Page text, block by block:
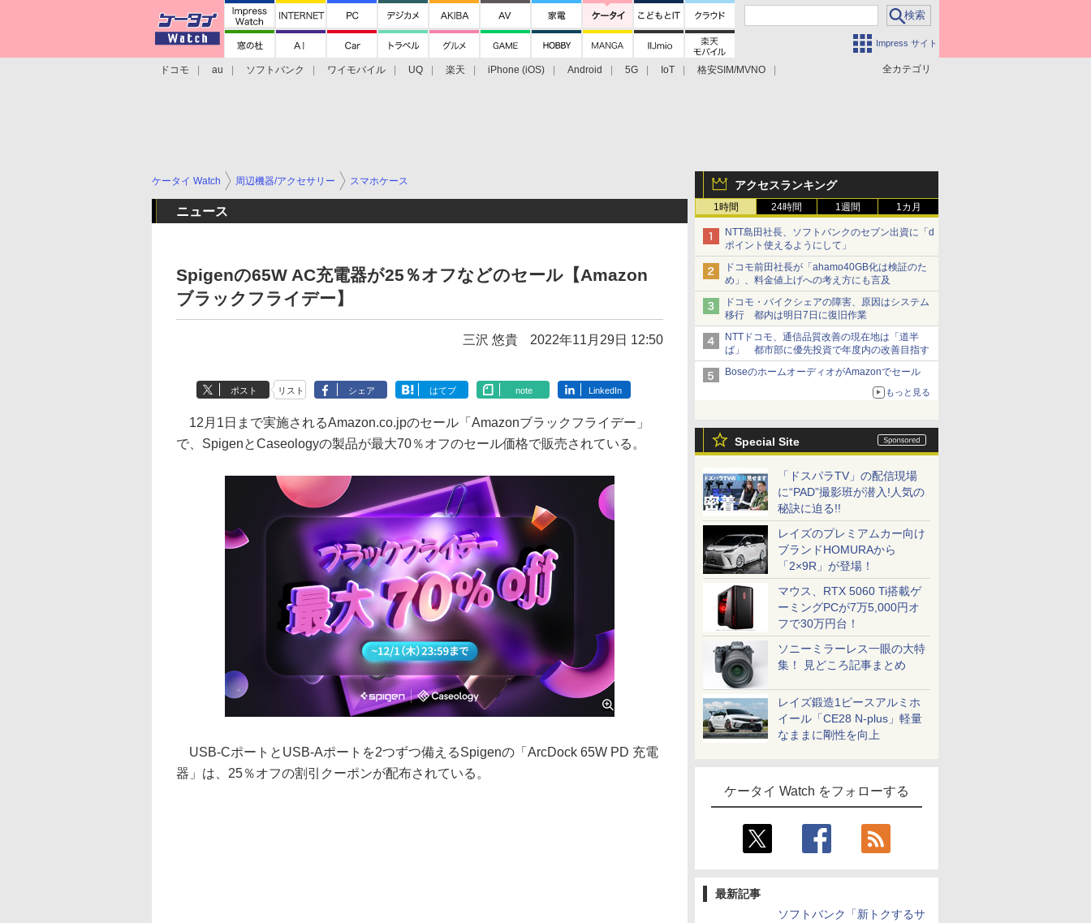
Impress サイト
全カテゴリ
ドコモ au ソフトバンク ワイモバイル UQ 楽天 iPhone (iOS) Android 5G IoT
格安SIM/MVNO
アクセスランキング
1時間 24時間 1週間 1カ月
NTT島田社長、ソフトバンクのセブン出資に「d
ポイント使えるようにして」
ドコモ前田社長が「ahamo40GB化は検証のた
め」、料金値上げへの考え方にも言及
ドコモ・バイクシェアの障害、原因はシステム
移行 都内は明日7日に復旧作業
NTTドコモ、通信品質改善の現在地は「道半
ば」 都市部に優先投資で年度内の改善目指す
BoseのホームオーディオがAmazonでセール
もっと見る
Special Site
「ドスパラTV」の配信現場
に“PAD”撮影班が潜入!人気の
秘訣に迫る!!
レイズのプレミアムカー向け
ブランドHOMURAから
「2×9R」が登場！
マウス、RTX 5060 Ti搭載ゲ
ーミングPCが7万5,000円オ
フで30万円台！
ソニーミラーレス一眼の大特
集！ 見どころ記事まとめ
レイズ鍛造1ピースアルミホ
イール「CE28 N-plus」軽量
なままに剛性を向上
ケータイ Watch をフォローする
最新記事
ソフトバンク「新トクするサ
ケータイ Watch 周辺機器/アクセサリー スマホケース
ニュース
Spigenの65W AC充電器が25％オフなどのセール【Amazon
ブラックフライデー】
三沢 悠貴 2022年11月29日 12:50
ポスト リスト シェア はてブ note LinkedIn
12月1日まで実施されるAmazon.co.jpのセール「Amazonブラックフライデー」
で、SpigenとCaseologyの製品が最大70％オフのセール価格で販売されている。
USB-CポートとUSB-Aポートを2つずつ備えるSpigenの「ArcDock 65W PD 充電
器」は、25％オフの割引クーポンが配布されている。